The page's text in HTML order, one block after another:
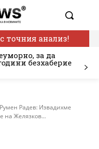
точния анализ!
за да
безхаберие
Радев: Извадихме
на Желязков...